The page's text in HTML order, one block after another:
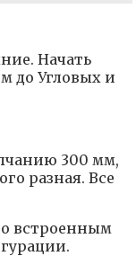
Начать
до Угловых и
300 мм,
разная. Все
встроенным